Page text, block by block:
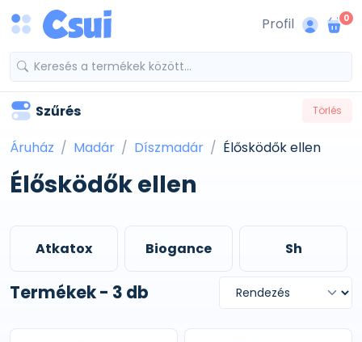
Profil 0
Szűrés Törlés
Áruház Madár Díszmadár Élősködők ellen
Élősködők ellen
Atkatox Biogance Sh
Termékek - 3 db